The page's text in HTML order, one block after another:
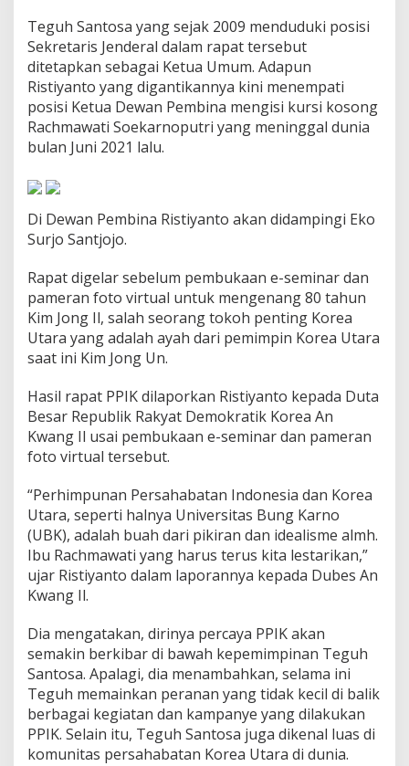
n
I
n
d
o
n
e
s
i
n
r
e
a
U
t
a
r
Teguh Santosa yang sejak 2009 menduduki posisi
Sekretaris Jenderal dalam rapat tersebut
ditetapkan sebagai Ketua Umum. Adapun
Ristiyanto yang digantikannya kini menempati
posisi Ketua Dewan Pembina mengisi kursi kosong
Rachmawati Soekarnoputri yang meninggal dunia
bulan Juni 2021 lalu.
Di Dewan Pembina Ristiyanto akan didampingi Eko
Surjo Santjojo.
Rapat digelar sebelum pembukaan e-seminar dan
pameran foto virtual untuk mengenang 80 tahun
Kim Jong Il, salah seorang tokoh penting Korea
Utara yang adalah ayah dari pemimpin Korea Utara
saat ini Kim Jong Un.
Hasil rapat PPIK dilaporkan Ristiyanto kepada Duta
Besar Republik Rakyat Demokratik Korea An
Kwang Il usai pembukaan e-seminar dan pameran
foto virtual tersebut.
“Perhimpunan Persahabatan Indonesia dan Korea
Utara, seperti halnya Universitas Bung Karno
(UBK), adalah buah dari pikiran dan idealisme almh.
Ibu Rachmawati yang harus terus kita lestarikan,”
ujar Ristiyanto dalam laporannya kepada Dubes An
Kwang Il.
Dia mengatakan, dirinya percaya PPIK akan
semakin berkibar di bawah kepemimpinan Teguh
Santosa. Apalagi, dia menambahkan, selama ini
Teguh memainkan peranan yang tidak kecil di balik
berbagai kegiatan dan kampanye yang dilakukan
PPIK. Selain itu, Teguh Santosa juga dikenal luas di
komunitas persahabatan Korea Utara di dunia.